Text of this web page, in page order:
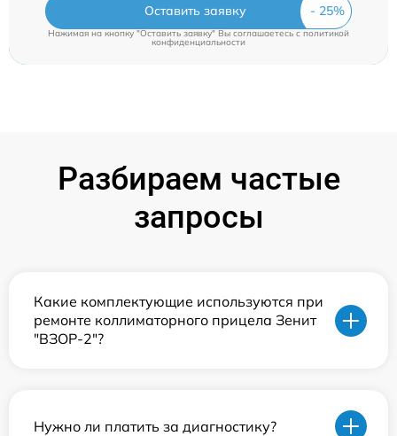
Оставить заявку
Нажимая на кнопку "Оставить заявку" Вы соглашаетесь c политикой
конфиденциальности
Разбираем частые
запросы
Какие комплектующие используются при
ремонте коллиматорного прицела Зенит
"ВЗОР-2"?
Нужно ли платить за диагностику?